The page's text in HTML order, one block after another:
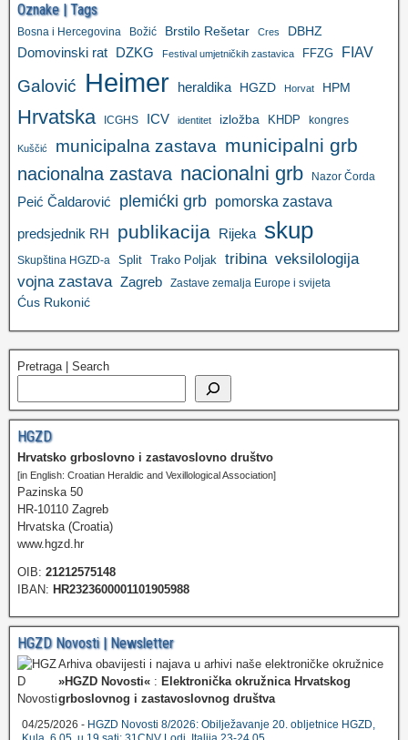
Oznake | Tags
Bosna i Hercegovina Božić Brstilo Rešetar Cres DBHZ
Domovinski rat DZKG Festival umjetničkih zastavica FFZG FIAV
Galović Heimer heraldika HGZD Horvat HPM
Hrvatska ICGHS ICV identitet izložba KHDP kongres
Kuščić municipalna zastava municipalni grb
nacionalna zastava nacionalni grb Nazor Čorda
Peić Čaldarović plemićki grb pomorska zastava
predsjednik RH publikacija Rijeka skup
Skupština HGZD-a Split Trako Poljak tribina veksilologija
vojna zastava Zagreb Zastave zemalja Europe i svijeta
Ćus Rukonić
Pretraga | Search
HGZD
Hrvatsko grboslovno i zastavoslovno društvo
[in English: Croatian Heraldic and Vexillological Association]
Pazinska 50
HR-10110 Zagreb
Hrvatska (Croatia)
www.hgzd.hr
OIB: 21212575148
IBAN: HR2323600001101905988
HGZD Novosti | Newsletter
Arhiva obavijesti i najava u arhivi naše elektroničke okružnice
»HGZD Novosti« : Elektronička okružnica Hrvatskog
grboslovnog i zastavoslovnog društva
04/25/2026 - HGZD Novosti 8/2026: Obilježavanje 20. obljetnice HGZD,